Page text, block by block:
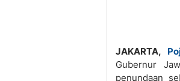
JAKARTA,
Gubernur
penundaan